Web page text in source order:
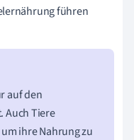
führen
auf den
Auch Tiere
ihre Nahrung zu